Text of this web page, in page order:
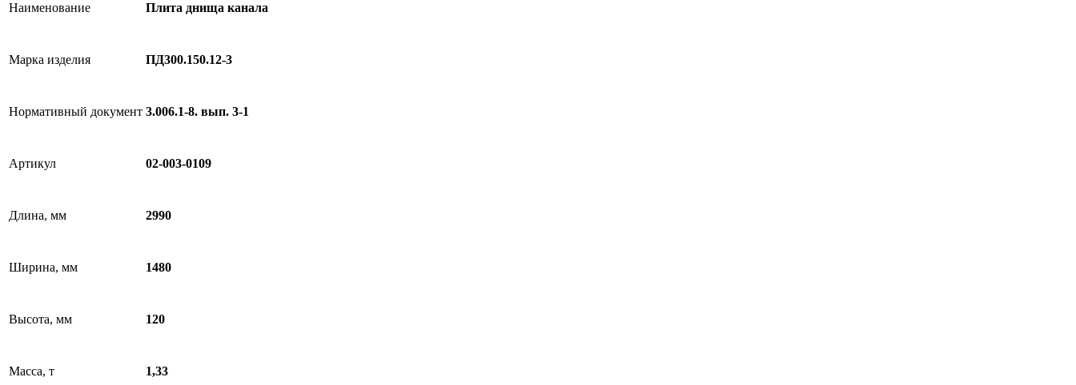
Наименование Плита днища канала
Марка изделия ПД300.150.12-3
Нормативный документ 3.006.1-8. вып. 3-1
Артикул 02-003-0109
Длина, мм 2990
Ширина, мм 1480
Высота, мм 120
Масса, т 1,33